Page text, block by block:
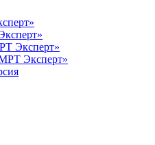
Эксперт»
Эксперт»